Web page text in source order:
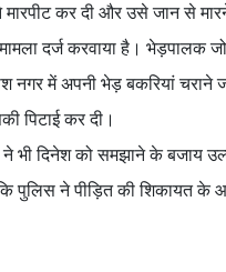
कर दी और उसे जान से मारने
दर्ज करवाया है। भेड़पालक
में अपनी भेड़ बकरियां चराने
पिटाई कर दी।
ने भी दिनेश को समझाने के बजाय
कि पुलिस ने पीड़ित की शिकायत